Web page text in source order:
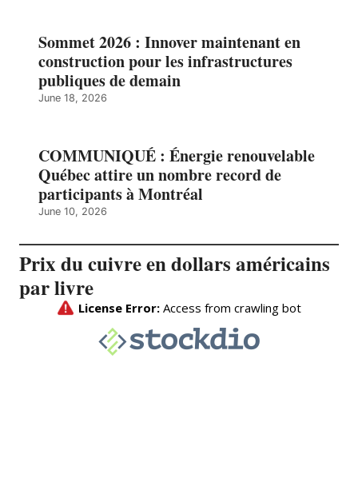
Sommet 2026 : Innover maintenant en
construction pour les infrastructures
publiques de demain
June 18, 2026
COMMUNIQUÉ : Énergie renouvelable
Québec attire un nombre record de
participants à Montréal
June 10, 2026
Prix du cuivre en dollars américains
par livre